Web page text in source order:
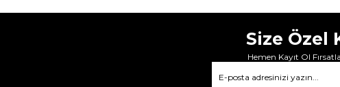
Size Özel
Hemen Kayıt Ol